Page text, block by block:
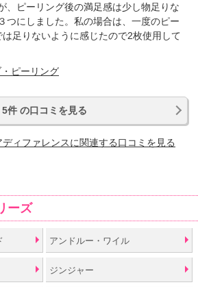
、ピーリング後の満足感は少し物足りな
つにしました。私の場合は、一度のピー
足りないように感じたので2枚使用して
ピーリング
5件 の口コミを見る
ィファレンスに関連する口コミを見る
ーズ
アンドルー・ワイル
ジンジャー